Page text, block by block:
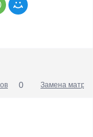
0 Замена